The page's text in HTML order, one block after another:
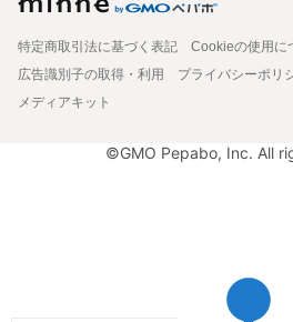
特定商取引法に基づく表記
Cookieの使用に
広告識別子の取得・利用
プライバシーポリ
メディアキット
©GMO Pepabo, Inc. All